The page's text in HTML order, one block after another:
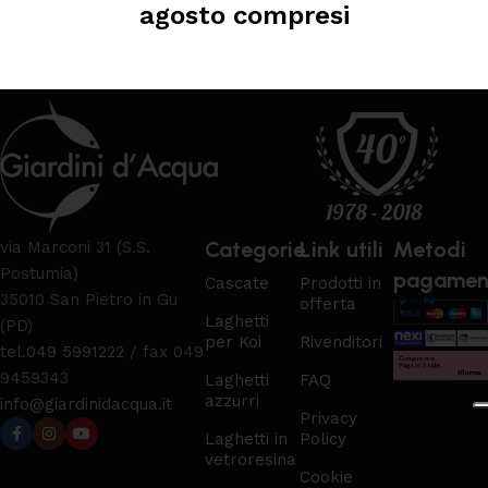
via Marconi 31 (S.S.
Postumia)
35010 San Pietro in Gu
(PD)
tel.049 5991222 / fax 049
9459343
info@giardinidacqua.it
Categorie
Cascate
Laghetti
per Koi
Laghetti
azzurri
Laghetti in
vetroresina
Link utili
Prodotti in
offerta
Rivenditori
FAQ
Privacy
Policy
Cookie
Metodi
agosto compresi